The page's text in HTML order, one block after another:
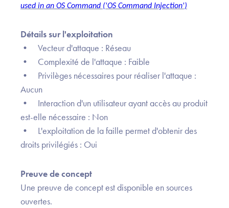
used in an OS Command ('OS Command Injection')
Détails sur l'exploitation
• Vecteur d'attaque : Réseau
• Complexité de l'attaque : Faible
• Privilèges nécessaires pour réaliser l'attaque :
Aucun
• Interaction d'un utilisateur ayant accès au produit
est-elle nécessaire : Non
• L'exploitation de la faille permet d'obtenir des
droits privilégiés : Oui
Preuve de concept
Une preuve de concept est disponible en sources
ouvertes.